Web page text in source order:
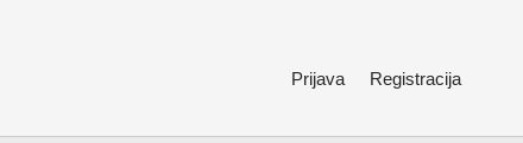
Prijava Registracija